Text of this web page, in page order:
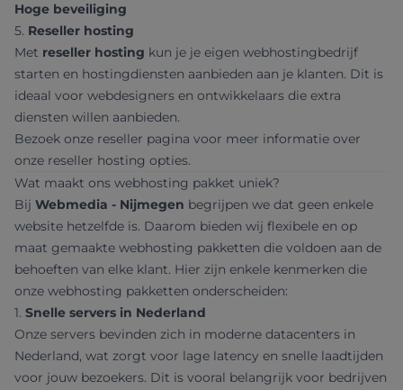
Hoge beveiliging
5. Reseller hosting
Met reseller hosting kun je je eigen webhostingbedrijf
starten en hostingdiensten aanbieden aan je klanten. Dit is
ideaal voor webdesigners en ontwikkelaars die extra
diensten willen aanbieden.
Bezoek onze reseller pagina voor meer informatie over
onze reseller hosting opties.
Wat maakt ons webhosting pakket uniek?
Bij Webmedia - Nijmegen begrijpen we dat geen enkele
website hetzelfde is. Daarom bieden wij flexibele en op
maat gemaakte webhosting pakketten die voldoen aan de
behoeften van elke klant. Hier zijn enkele kenmerken die
onze webhosting pakketten onderscheiden:
1. Snelle servers in Nederland
Onze servers bevinden zich in moderne datacenters in
Nederland, wat zorgt voor lage latency en snelle laadtijden
voor jouw bezoekers. Dit is vooral belangrijk voor bedrijven